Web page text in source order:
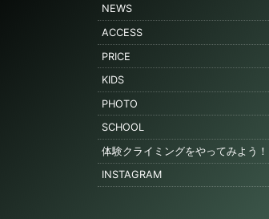
NEWS
ACCESS
PRICE
KIDS
PHOTO
SCHOOL
体験クライミングをやってみよう！
INSTAGRAM